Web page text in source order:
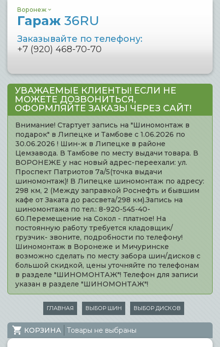
Воронеж
Гараж 36RU
Заказывайте по телефону:
+7 (920) 468-70-70
УВАЖАЕМЫЕ КЛИЕНТЫ! ЕСЛИ НЕ
МОЖЕТЕ ДОЗВОНИТЬСЯ,
ОФОРМЛЯЙТЕ ЗАКАЗЫ ЧЕРЕЗ САЙТ!
Внимание! Стартует запись на "Шиномонтаж в
подарок" в Липецке и Тамбове с 1.06.2026 по
30.06.2026 ! Шин-ж в Липецке в районе
Цемзавода. В Тамбове по месту выдачи товара. В
ВОРОНЕЖЕ у нас новый адрес-переехали: ул.
Проспект Патриотов 7а/5(точка выдачи
шиномонтаж)! В Липецке шиномонтаж по адресу:
298 км, 2 (Между заправкой Роснефть и бывшим
кафе от Заката до рассвета/298 км).Запись на
шиномонтажа по тел.: 8-920-545-40-
60.Перемещение на Сокол - платное! На
постоянную работу требуется кладовщик/
грузчик- звоните, подробности по телефону!
Шиномонтаж в Воронеже и Мичуринске
возможно сделать по месту забора шин/дисков с
большой скидкой, цены уточняйте по телефонам
в разделе "ШИНОМОНТАЖ"! Телефон для записи
указан в разделе "ШИНОМОНТАЖ"!
ГЛАВНАЯ ВЫБОР ШИН ВЫБОР ДИСКОВ
КОРЗИНА Товары не выбраны